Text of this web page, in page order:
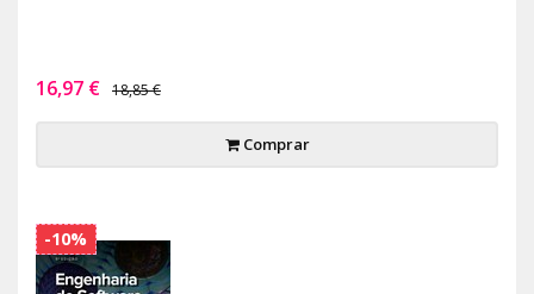
16,97 € 18,85 €
Comprar
-10%